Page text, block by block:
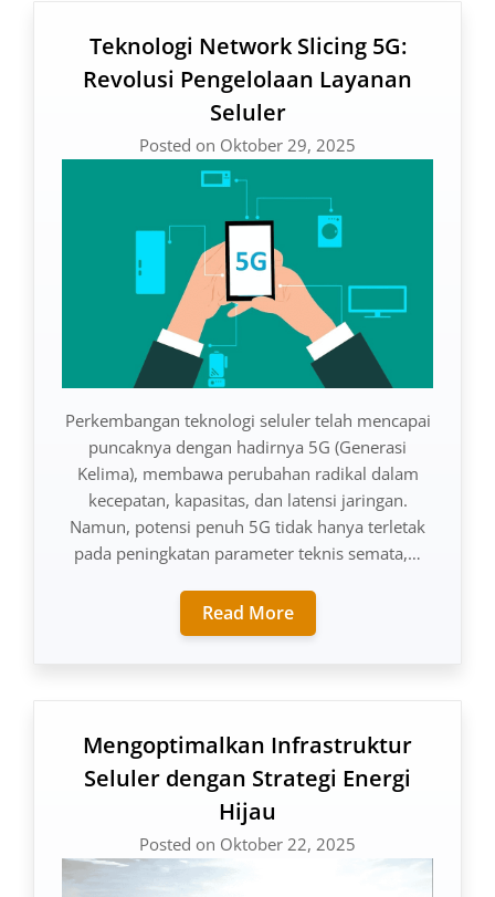
Teknologi Network Slicing 5G:
Revolusi Pengelolaan Layanan
Seluler
Posted on Oktober 29, 2025
Perkembangan teknologi seluler telah mencapai
puncaknya dengan hadirnya 5G (Generasi
Kelima), membawa perubahan radikal dalam
kecepatan, kapasitas, dan latensi jaringan.
Namun, potensi penuh 5G tidak hanya terletak
pada peningkatan parameter teknis semata,…
Read More
Mengoptimalkan Infrastruktur
Seluler dengan Strategi Energi
Hijau
Posted on Oktober 22, 2025